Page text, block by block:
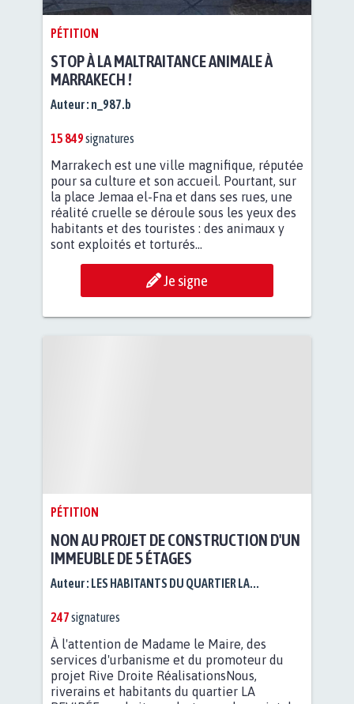
PÉTITION
STOP À LA MALTRAITANCE ANIMALE À
MARRAKECH !
Auteur : n_987.b
15 849signatures
Marrakech est une ville magnifique, réputée
pour sa culture et son accueil. Pourtant, sur
la place Jemaa el-Fna et dans ses rues, une
réalité cruelle se déroule sous les yeux des
habitants et des touristes : des animaux y
sont exploités et torturés...
Je signe
PÉTITION
NON AU PROJET DE CONSTRUCTION D'UN
IMMEUBLE DE 5 ÉTAGES
Auteur : LES HABITANTS DU QUARTIER LA...
247signatures
À l'attention de Madame le Maire, des
services d'urbanisme et du promoteur du
projet Rive Droite RéalisationsNous,
riverains et habitants du quartier LA